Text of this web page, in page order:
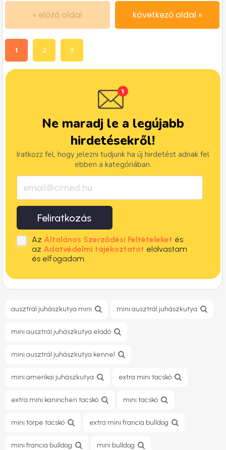
« előző oldal következő oldal »
1 2 3
Ne maradj le a legújabb
hirdetésekről!
Iratkozz fel, hogy jelezni tudjunk ha új hirdetést adnak fel
ebben a kategóriában.
Feliratkozás
Az Általános Szerződési Feltételeket és
az Adatvédelmi tájékoztatót elolvastam
és elfogadom.
ausztrál juhászkutya mini mini ausztrál juhászkutya
mini ausztrál juhászkutya eladó
mini ausztrál juhászkutya kennel
mini amerikai juhászkutya extra mini tacskó
extra mini kaninchen tacskó mini tacskó
mini törpe tacskó extra mini francia bulldog
mini francia bulldog mini bulldog